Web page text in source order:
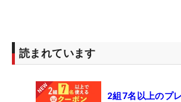
読まれています
2組7名以上のプ